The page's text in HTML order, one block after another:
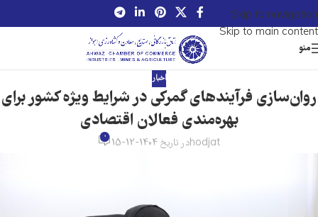
Skip to navigation
Skip to main content
منو
اخبار
روان‌سازی فرآیندهای گمرکی در شرایط ویژه کشور برای
بهره‌مندی فعالان اقتصادی
hodjatدر تاریخ 1404-12-15 0